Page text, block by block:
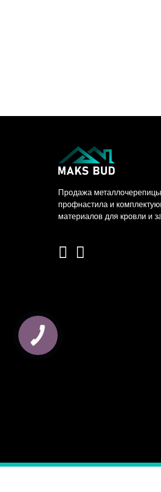
Продажа
профнастила и
материалов для кровли и